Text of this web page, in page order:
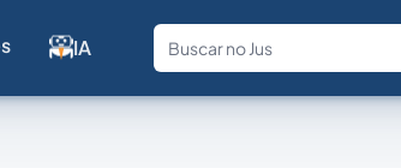
IA
Fale com a IA